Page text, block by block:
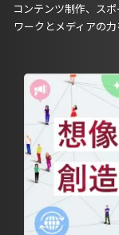
コンテンツ制作、ス
ワークとメディアの